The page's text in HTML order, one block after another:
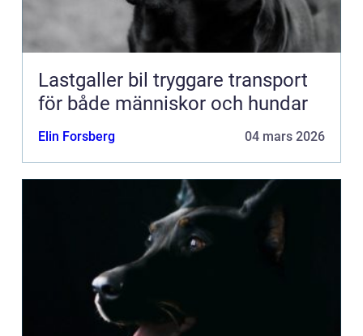
Lastgaller bil tryggare transport
för både människor och hundar
Elin Forsberg 04 mars 2026